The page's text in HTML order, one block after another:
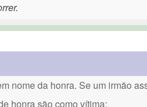
nome da honra. Se um irmão
honra são como vítima: